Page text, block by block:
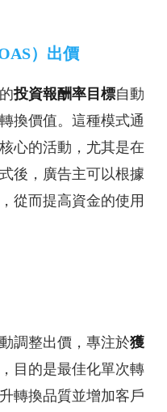
）出價
投資報酬率目標自動
換價值。這種模式通
心的活動，尤其是在
後，廣告主可以根據
從而提高資金的使用
調整出價，專注於獲
，目的是最佳化單次轉
轉換品質並增加客戶